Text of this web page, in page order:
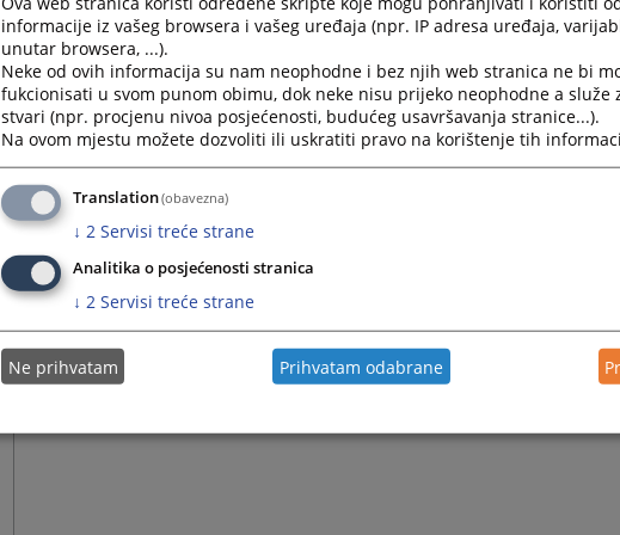
periodu od 08,00 h- 14,00 h.
Uručenje pismena koja se vraćaju u sud, a za koja je ostavljena
šalteru Informacija suda u vremenskom periodu od 10,00 h - 14,00 h.
informacije iz vašeg browsera i vašeg uređaja (npr. IP adresa uređaja,
unutar browsera, ...).
Neke od ovih informacija su nam neophodne i bez njih web stranica ne bi
fukcionisati u svom punom obimu, dok neke nisu prijeko neophodne a služe
stvari (npr. procjenu nivoa posjećenosti, budućeg usavršavanja stranice...).
Na ovom mjestu možete dozvoliti ili uskratiti pravo na korištenje tih
Translation(obavezna)
↓ 2 Servisi treće strane
Analitika o posjećenosti stranica
↓ 2 Servisi treće strane
Ne prihvatam Prihvatam odabrane